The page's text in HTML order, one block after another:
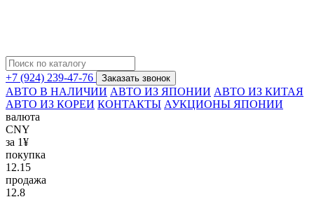
+7 (924) 239-47-76 Заказать звонок
АВТО В НАЛИЧИИ АВТО ИЗ ЯПОНИИ АВТО ИЗ КИТАЯ
АВТО ИЗ КОРЕИ КОНТАКТЫ АУКЦИОНЫ ЯПОНИИ
валюта
CNY
за 1¥
покупка
12.15
продажа
12.8